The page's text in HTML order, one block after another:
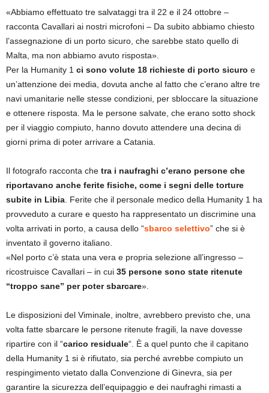
«Abbiamo effettuato tre salvataggi tra il 22 e il 24 ottobre –
racconta Cavallari ai nostri microfoni – Da subito abbiamo chiesto
l’assegnazione di un porto sicuro, che sarebbe stato quello di
Malta, ma non abbiamo avuto risposta».
Per la Humanity 1 ci sono volute 18 richieste di porto sicuro e
un’attenzione dei media, dovuta anche al fatto che c’erano altre tre
navi umanitarie nelle stesse condizioni, per sbloccare la situazione
e ottenere risposta. Ma le persone salvate, che erano sotto shock
per il viaggio compiuto, hanno dovuto attendere una decina di
giorni prima di poter arrivare a Catania.
Il fotografo racconta che tra i naufraghi c’erano persone che
riportavano anche ferite fisiche, come i segni delle torture
subite in Libia. Ferite che il personale medico della Humanity 1 ha
provveduto a curare e questo ha rappresentato un discrimine una
volta arrivati in porto, a causa dello “sbarco selettivo” che si è
inventato il governo italiano.
«Nel porto c’è stata una vera e propria selezione all’ingresso –
ricostruisce Cavallari – in cui 35 persone sono state ritenute
“troppo sane” per poter sbarcare».
Le disposizioni del Viminale, inoltre, avrebbero previsto che, una
volta fatte sbarcare le persone ritenute fragili, la nave dovesse
ripartire con il “carico residuale“. È a quel punto che il capitano
della Humanity 1 si è rifiutato, sia perché avrebbe compiuto un
respingimento vietato dalla Convenzione di Ginevra, sia per
garantire la sicurezza dell’equipaggio e dei naufraghi rimasti a